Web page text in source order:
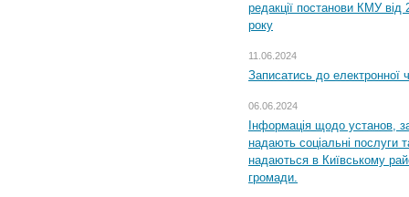
редакції постанови КМУ
року
11.06.2024
Записатись до електронної
06.06.2024
Інформація щодо установ,
надають соціальні послуги
надаються в Київському
громади.